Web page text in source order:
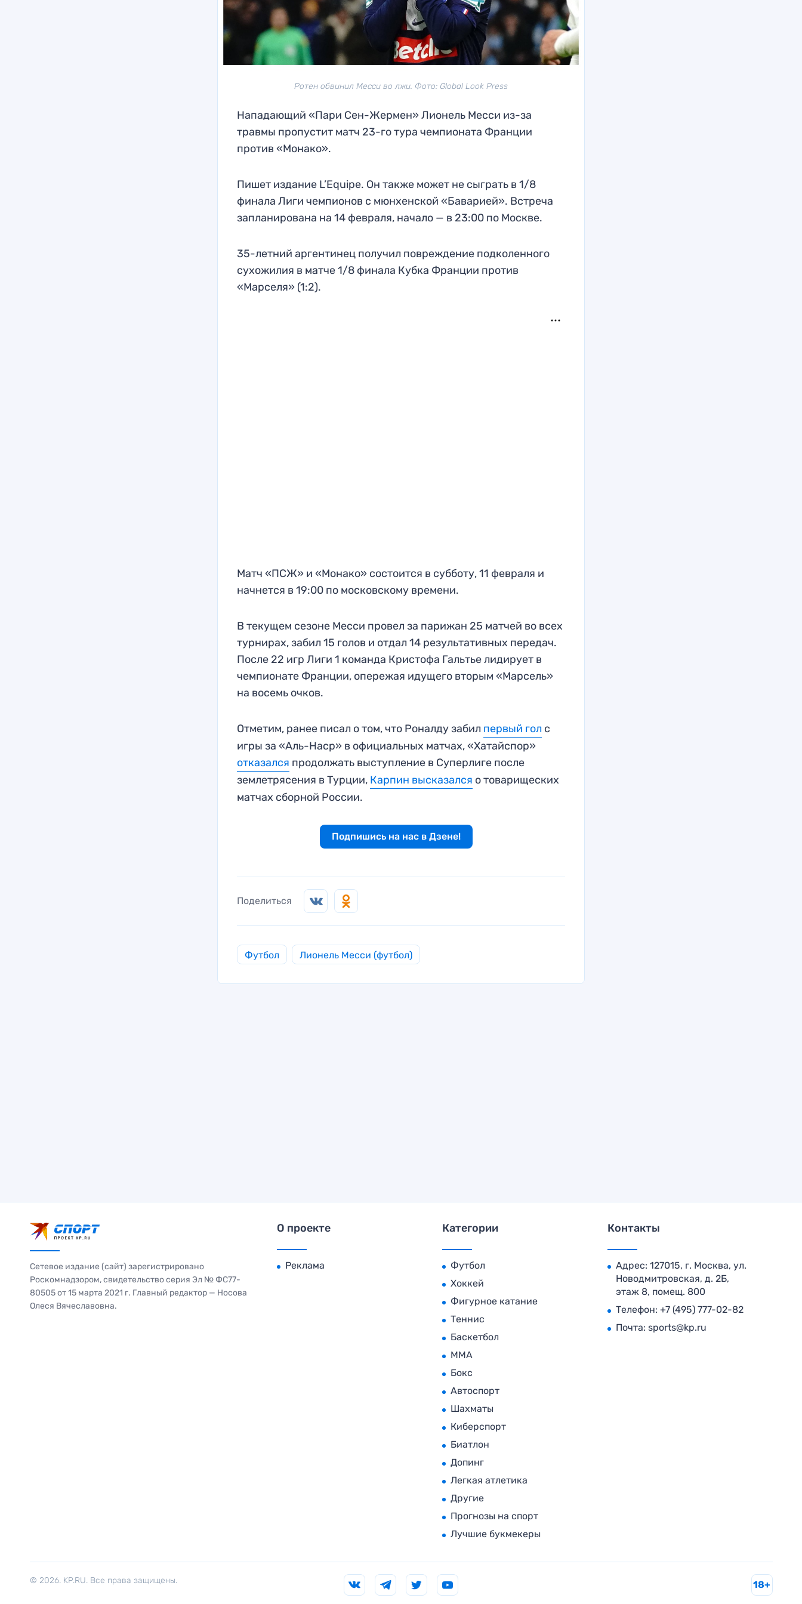
Ротен обвинил Месси во лжи. Фото: Global Look Press
Нападающий «Пари Сен-Жермен» Лионель Месси из-за
травмы пропустит матч 23-го тура чемпионата Франции
против «Монако».
Пишет издание L’Equipe. Он также может не сыграть в 1/8
финала Лиги чемпионов с мюнхенской «Баварией». Встреча
запланирована на 14 февраля, начало — в 23:00 по Москве.
35-летний аргентинец получил повреждение подколенного
сухожилия в матче 1/8 финала Кубка Франции против
«Марселя» (1:2).
Матч «ПСЖ» и «Монако» состоится в субботу, 11 февраля и
начнется в 19:00 по московскому времени.
В текущем сезоне Месси провел за парижан 25 матчей во всех
турнирах, забил 15 голов и отдал 14 результативных передач.
После 22 игр Лиги 1 команда Кристофа Гальтье лидирует в
чемпионате Франции, опережая идущего вторым «Марсель»
на восемь очков.
Отметим, ранее писал о том, что Роналду забил первый гол с
игры за «Аль-Наср» в официальных матчах, «Хатайспор»
отказался продолжать выступление в Суперлиге после
землетрясения в Турции, Карпин высказался о товарищеских
матчах сборной России.
Подпишись на нас в Дзене!
Поделиться
Футбол Лионель Месси (футбол)
Сетевое издание (сайт) зарегистрировано
Роскомнадзором, свидетельство серия Эл № ФС77-
80505 от 15 марта 2021 г. Главный редактор — Носова
Олеся Вячеславовна.
О проекте
Реклама
Категории
Футбол
Хоккей
Фигурное катание
Теннис
Баскетбол
MMA
Бокс
Автоспорт
Шахматы
Киберспорт
Биатлон
Допинг
Легкая атлетика
Другие
Прогнозы на спорт
Лучшие букмекеры
Контакты
Адрес: 127015, г. Москва, ул.
Новодмитровская, д. 2Б,
этаж 8, помещ. 800
Телефон: +7 (495) 777-02-82
Почта: sports@kp.ru
© 2026. KP.RU. Все права защищены. 18+